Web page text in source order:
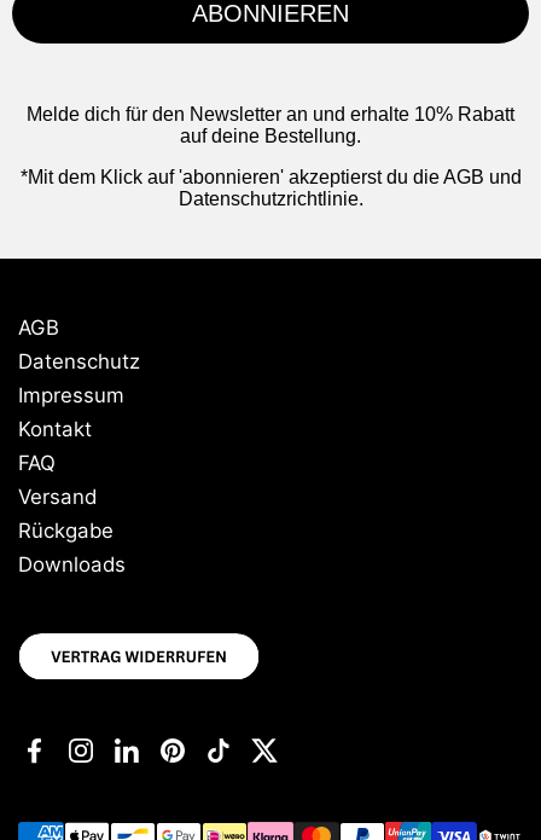
ABONNIEREN
Melde dich für den Newsletter an und erhalte 10% Rabatt
auf deine Bestellung.
*Mit dem Klick auf 'abonnieren' akzeptierst du die AGB und
Datenschutzrichtlinie.
AGB
Datenschutz
Impressum
Kontakt
FAQ
Versand
Rückgabe
Downloads
FacebookInstagram
LinkedInPinterest
TikTokTwitter